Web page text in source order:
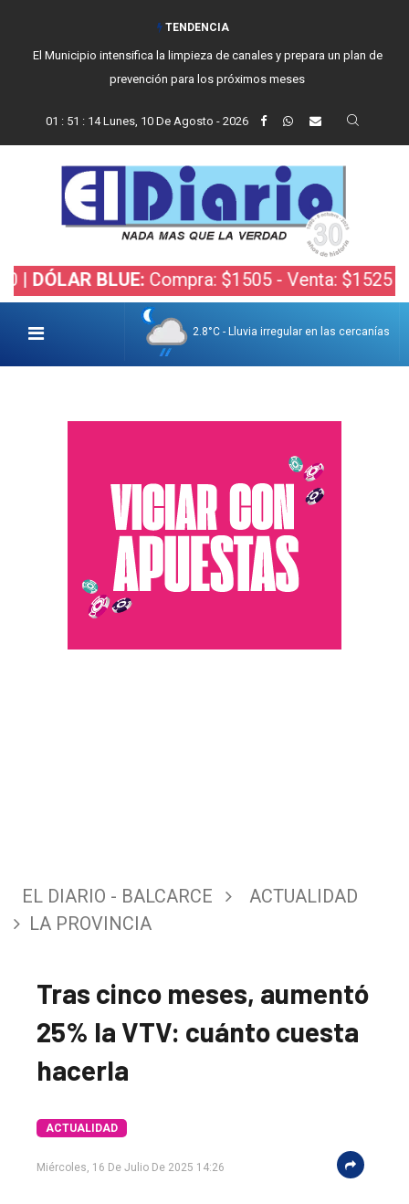
TENDENCIA
El Municipio intensifica la limpieza de canales y prepara un plan de
prevención para los próximos meses
01 : 51 : 15 Lunes, 10 De Agosto - 2026
BLUE: Compra: $1505 - Venta: $1525 |
2.8°C - Lluvia irregular en las cercanías
único
DIARIO
EL DIARIO - BALCARCE
ACTUALIDAD
LA PROVINCIA
Tras cinco meses, aumentó
25% la VTV: cuánto cuesta
hacerla
ACTUALIDAD
Miércoles, 16 De Julio De 2025 14:26